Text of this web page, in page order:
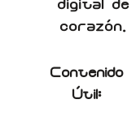
digital de
corazón.
Contenido
Útil: